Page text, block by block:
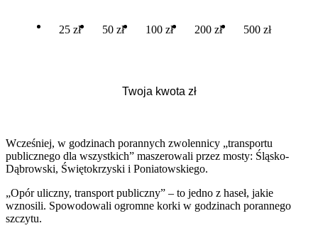
25 zł 50 zł 100 zł 200 zł 500 zł
Wcześniej, w godzinach porannych zwolennicy „transportu
publicznego dla wszystkich” maszerowali przez mosty: Śląsko-
Dąbrowski, Świętokrzyski i Poniatowskiego.
„Opór uliczny, transport publiczny” – to jedno z haseł, jakie
wznosili. Spowodowali ogromne korki w godzinach porannego
szczytu.